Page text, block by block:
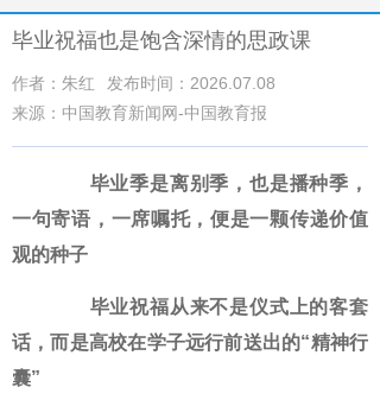
毕业祝福也是饱含深情的思政课
作者：朱红
发布时间：2026.07.08
来源：中国教育新闻网-中国教育报
毕业季是离别季，也是播种季，
一句寄语，一席嘱托，便是一颗传递价值
观的种子
毕业祝福从来不是仪式上的客套
话，而是高校在学子远行前送出的“精神行
囊”